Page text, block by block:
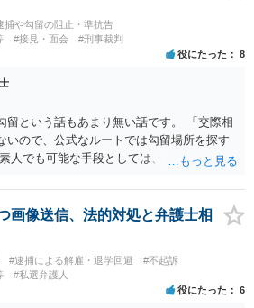
捕や勾留の阻止・準抗告
#接見・面会 #刑事裁判
役にたった 8
留という話もあまり無い話です。 「交際相
いので、公式なルートでは勾留場所を探す
でも可能な手段としては、「○○県内」と
書を出してみて、宛先人不在で戻って来な
せるという方法があります。
画像送信、法的対処と弁護士相
#逮捕による解雇・退学回避
#不起訴
#私選弁護人
役にたった 6